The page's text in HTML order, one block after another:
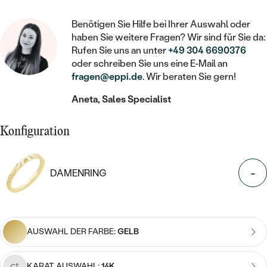
IM SET
NACH PREIS
GÜNSTIG
LUXURIÖSE
EINFASSEN
FARBIGE DIAMANTEN ZUM EINFASSEN
NACH EDELSTEIN
MIT DIAMANT
MIT LAB GROWN DIAMANT
MIT MOISSANIT
MIT SCHWARZEN DIAMANTEN
SCHMUCK FÜR KINDER
BROSCHEN
SCHMUCKZUBEHÖR
GOLD
SILBER
NACH STEIN
DIAMANTSCHMUCK
PIERCINGS
NACH STEIN
MIT DIAMANT
MIT EDELSTEIN
PERLENOHRRINGE
PREISWERTE
LUXURIÖSE
MEDAILLON
KETTEN
HERZKETTEN
MIT TIEREN
MIT DIAMANT
PERLENKETTEN
NACH PREIS
SIEGELRINGE
PERSONALISIERT
NACH EDELSTEIN
MIT DIAMANT
MIT EDELSTEIN
PERLENRINGE
NACH PREIS
PREISWERTE
Benötigen Sie Hilfe bei Ihrer Auswahl oder
haben Sie weitere Fragen? Wir sind für Sie da:
Rufen Sie uns an unter+49 304 6690376
oder schreiben Sie uns eine E-Mail an
fragen@eppi.de. Wir beraten Sie gern!
Aneta, Sales Specialist
Konfiguration
DAMENRING -
AUSWAHL DER FARBE:GELB